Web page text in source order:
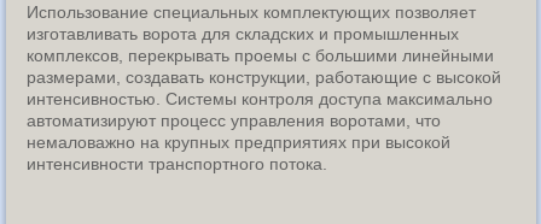
Использование специальных комплектующих позволяет
изготавливать ворота для складских и промышленных
комплексов, перекрывать проемы с большими линейными
размерами, создавать конструкции, работающие с высокой
интенсивностью. Системы контроля доступа максимально
автоматизируют процесс управления воротами, что
немаловажно на крупных предприятиях при высокой
интенсивности транспортного потока.